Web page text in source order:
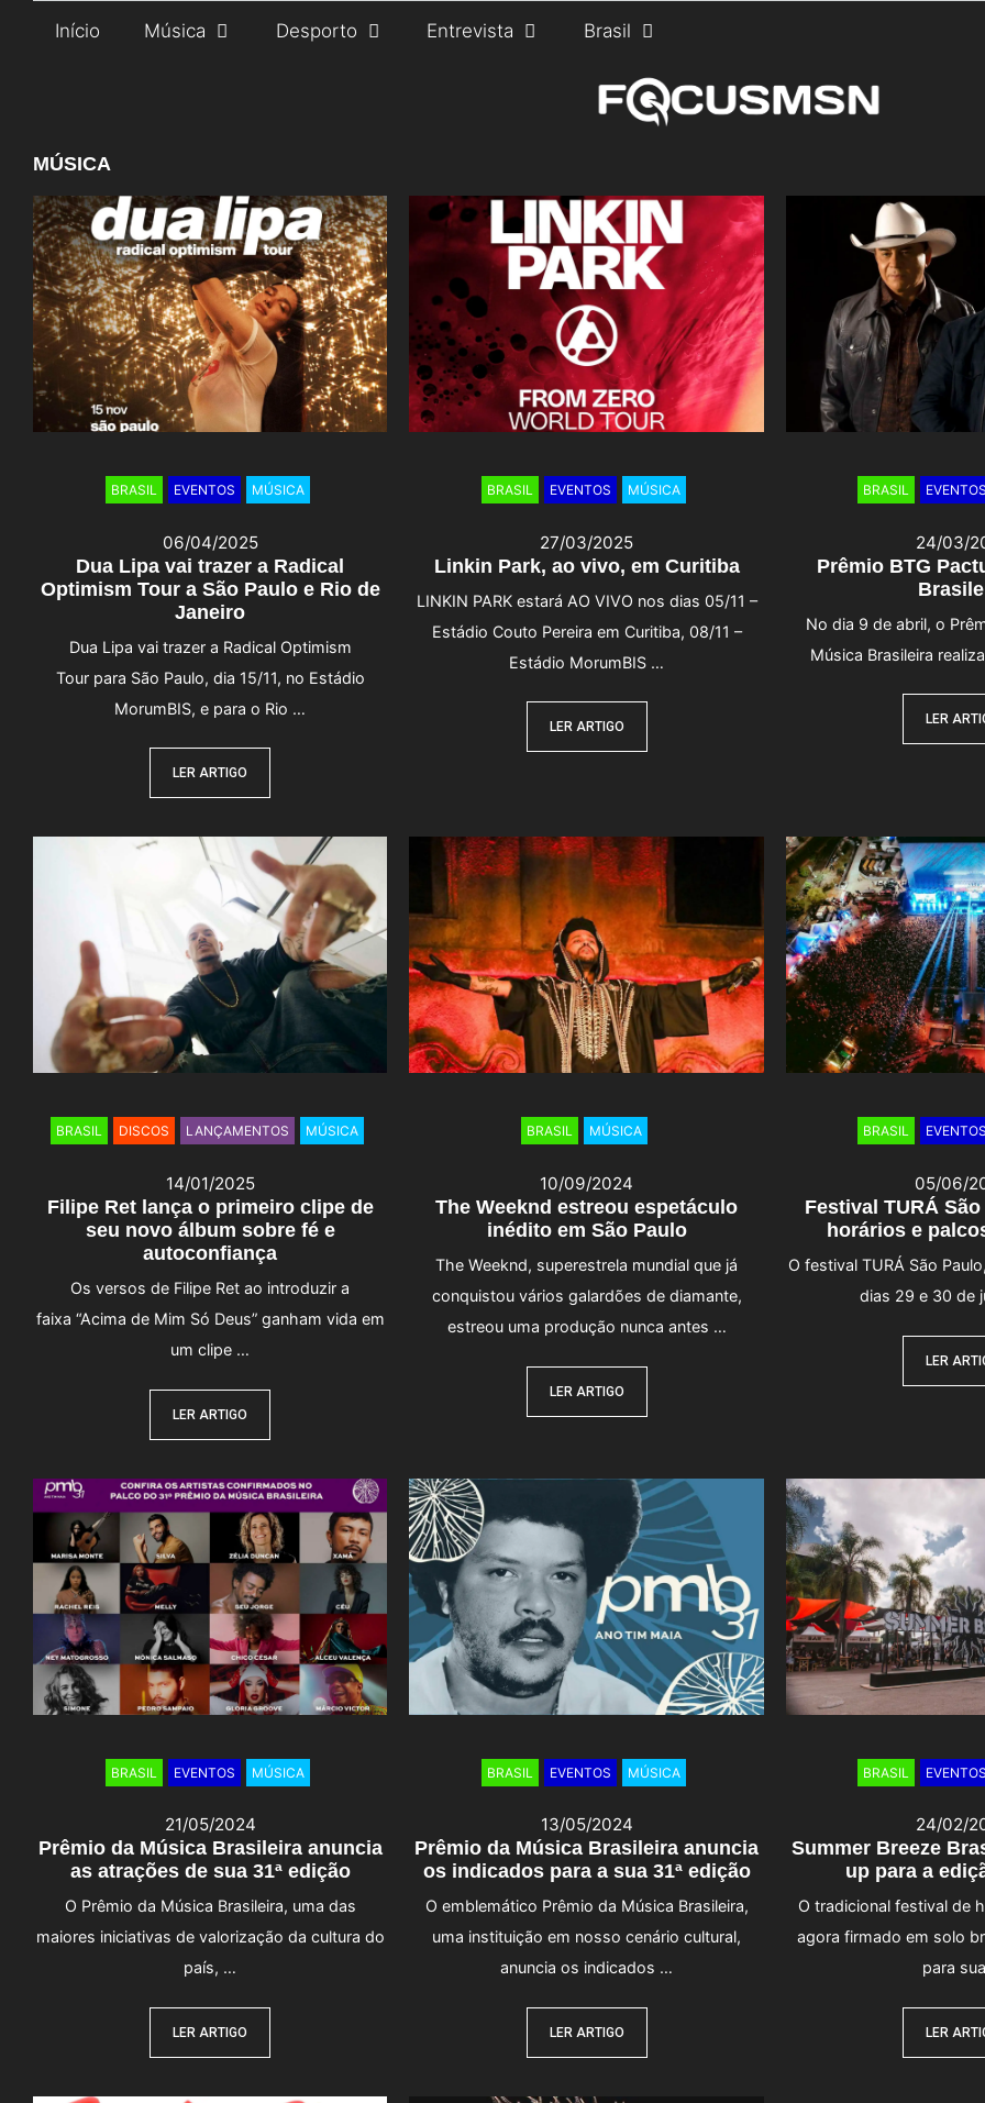
Saltar
Início Música Desporto Entrevista Brasil
MÚSICA
Dua Lipa vai trazer a Radical
Optimism Tour a São Paulo e Rio de
Janeiro
06/04/2025
Dua Lipa vai trazer a Radical Optimism
Tour para São Paulo, dia 15/11, no Estádio
MorumBIS, e para o Rio …
LER ARTIGO
BRASIL EVENTOS MÚSICA
Linkin Park, ao vivo, em Curitiba
27/03/2025
LINKIN PARK estará AO VIVO nos dias 05/11 –
Estádio Couto Pereira em Curitiba, 08/11 –
Estádio MorumBIS …
LER ARTIGO
BRASIL EVENTOS MÚSICA
Prêmio BTG
24/03/
No dia 9 de abril, o
Música Brasileira
LER
BRASIL
Filipe Ret lança o primeiro clipe de
seu novo álbum sobre fé e
autoconfiança
14/01/2025
Os versos de Filipe Ret ao introduzir a
faixa “Acima de Mim Só Deus” ganham vida em
um clipe …
LER ARTIGO
BRASIL DISCOS LANÇAMENTOS MÚSICA
The Weeknd estreou espetáculo
inédito em São Paulo
10/09/2024
The Weeknd, superestrela mundial que já
conquistou vários galardões de diamante,
estreou uma produção nunca antes …
LER ARTIGO
BRASIL MÚSICA
Festival TURÁ
horários e
05/06/
O festival TURÁ São
dias 29 e 30 de
LER
BRASIL
Prêmio da Música Brasileira anuncia
as atrações de sua 31ª edição
21/05/2024
O Prêmio da Música Brasileira, uma das
maiores iniciativas de valorização da cultura do
país, …
LER ARTIGO
BRASIL EVENTOS MÚSICA
Prêmio da Música Brasileira anuncia
os indicados para a sua 31ª edição
13/05/2024
O emblemático Prêmio da Música Brasileira,
uma instituição em nosso cenário cultural,
anuncia os indicados …
LER ARTIGO
BRASIL EVENTOS MÚSICA
Summer Breeze
up para a
24/02/
O tradicional festival de
agora firmado em solo
para
LER
BRASIL